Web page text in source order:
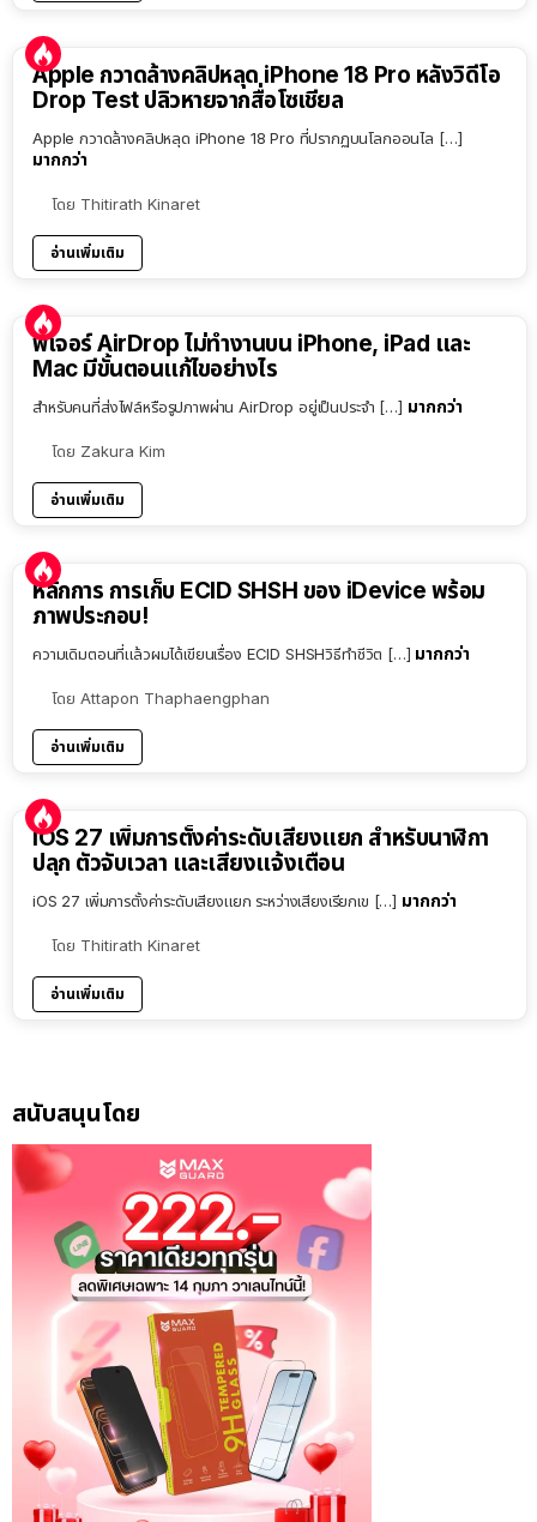
Apple กวาดล้างคลิปหลุด iPhone 18 Pro หลังวิดีโอ
Drop Test ปลิวหายจากสื่อโซเชียล
Apple กวาดล้างคลิปหลุด iPhone 18 Pro ที่ปรากฏบนโลกออนไล […]
มากกว่า
โดย Thitirath Kinaret
อ่านเพิ่มเติม
ฟีเจอร์ AirDrop ไม่ทำงานบน iPhone, iPad และ
Mac มีขั้นตอนแก้ไขอย่างไร
สำหรับคนที่ส่งไฟล์หรือรูปภาพผ่าน AirDrop อยู่เป็นประจำ […] มากกว่า
โดย Zakura Kim
อ่านเพิ่มเติม
หลักการ การเก็บ ECID SHSH ของ iDevice พร้อม
ภาพประกอบ!
ความเดิมตอนที่แล้วผมได้เขียนเรื่อง ECID SHSHวิธีทำชีวิต […] มากกว่า
โดย Attapon Thaphaengphan
อ่านเพิ่มเติม
iOS 27 เพิ่มการตั้งค่าระดับเสียงแยก สำหรับนาฬิกา
ปลุก ตัวจับเวลา และเสียงแจ้งเตือน
iOS 27 เพิ่มการตั้งค่าระดับเสียงแยก ระหว่างเสียงเรียกเข […] มากกว่า
โดย Thitirath Kinaret
อ่านเพิ่มเติม
สนับสนุนโดย